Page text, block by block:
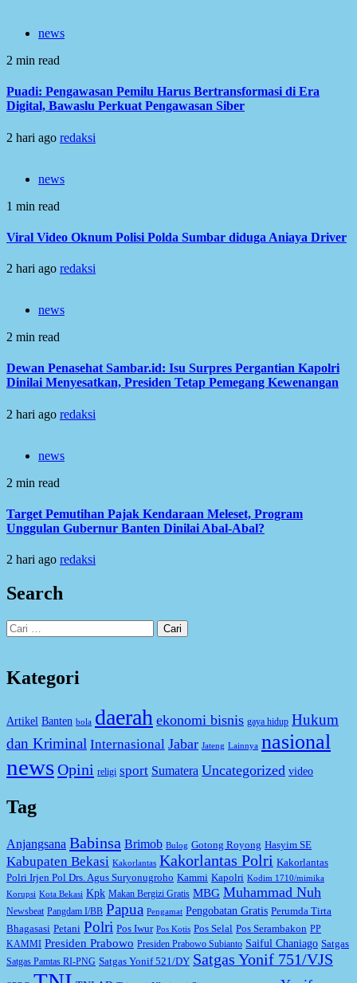
news
2 min read
Puadi: Pengawasan Pemilu Harus Bertransformasi di Era
Digital, Bawaslu Perkuat Pengawasan Siber
2 hari ago redaksi
news
1 min read
Viral Video Oknum Polisi Polda Sumbar diduga Aniaya Driver
2 hari ago redaksi
news
2 min read
Dewan Penasehat Sambar.id: Isu Surpres Pergantian Kapolri
Dinilai Menyesatkan, Presiden Tetap Pemegang Kewenangan
2 hari ago redaksi
news
2 min read
Target Pemutihan Pajak Kendaraan Meleset, Program
Unggulan Gubernur Banten Dinilai Abal-Abal?
2 hari ago redaksi
Search
Cari
untuk:
Kategori
Artikel Banten bola daerah ekonomi bisnis gaya hidup Hukum
dan Kriminal Internasional Jabar Jateng Lainnya nasional
newsOpini religi sport Sumatera Uncategorized video
Tag
Anjangsana Babinsa Brimob Bulog Gotong Royong Hasyim SE
Kabupaten Bekasi Kakorlantas Kakorlantas Polri Kakorlantas
Polri Irjen Pol Drs. Agus Suryonugroho Kammi Kapolri Kodim 1710/mimika
Korupsi Kota Bekasi Kpk Makan Bergizi Gratis MBG Muhammad Nuh
Newsbeat Pangdam I/BB Papua Pengamat Pengobatan Gratis Perumda Tirta
Bhagasasi Petani Polri Pos Iwur Pos Kotis Pos Selal Pos Serambakon PP
KAMMI Presiden Prabowo Presiden Prabowo Subianto Saiful Chaniago Satgas
Satgas Pamtas RI-PNG Satgas Yonif 521/DY Satgas Yonif 751/VJS